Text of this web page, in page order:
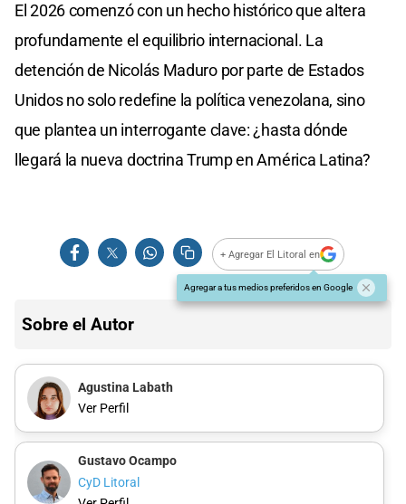
El 2026 comenzó con un hecho histórico que altera
profundamente el equilibrio internacional. La
detención de Nicolás Maduro por parte de Estados
Unidos no solo redefine la política venezolana, sino
que plantea un interrogante clave: ¿hasta dónde
llegará la nueva doctrina Trump en América Latina?
+ Agregar El Litoral en
Agregar a tus medios preferidos en Google
Sobre el Autor
Agustina Labath
Ver Perfil
Gustavo Ocampo
CyD Litoral